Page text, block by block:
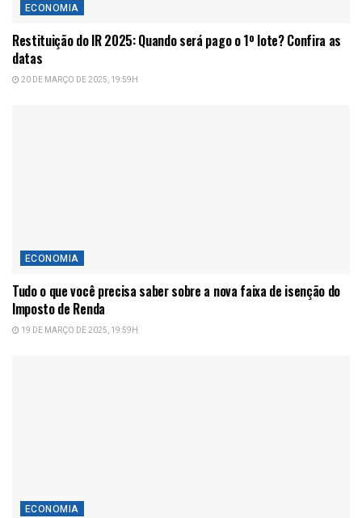
ECONOMIA
Restituição do IR 2025: Quando será pago o 1º lote? Confira as
datas
20 DE MARÇO DE 2025, 19:59H
ECONOMIA
Tudo o que você precisa saber sobre a nova faixa de isenção do
Imposto de Renda
19 DE MARÇO DE 2025, 19:59H
ECONOMIA